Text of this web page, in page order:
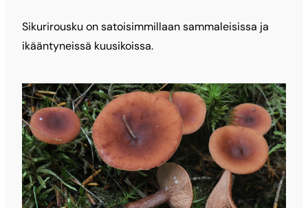
Sikurirousku on satoisimmillaan sammaleisissa ja
ikääntyneissä kuusikoissa.